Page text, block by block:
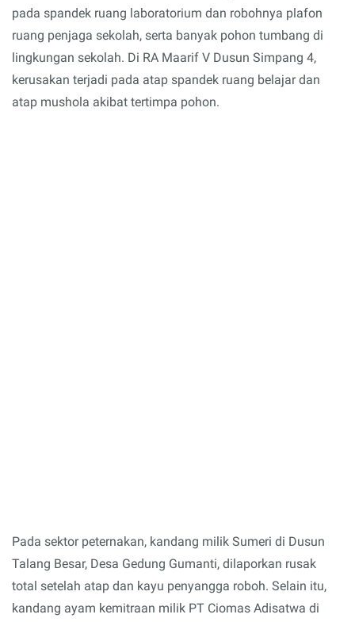
pada spandek ruang laboratorium dan robohnya plafon
ruang penjaga sekolah, serta banyak pohon tumbang di
lingkungan sekolah. Di RA Maarif V Dusun Simpang 4,
kerusakan terjadi pada atap spandek ruang belajar dan
atap mushola akibat tertimpa pohon.
Pada sektor peternakan, kandang milik Sumeri di Dusun
Talang Besar, Desa Gedung Gumanti, dilaporkan rusak
total setelah atap dan kayu penyangga roboh. Selain itu,
kandang ayam kemitraan milik PT Ciomas Adisatwa di